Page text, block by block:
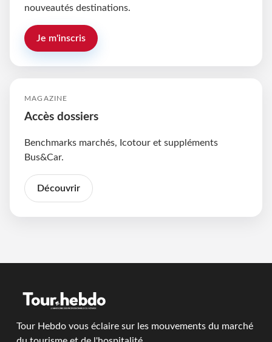
nouveautés destinations.
Je m'inscris
MAGAZINE
Accès dossiers
Benchmarks marchés, Icotour et suppléments
Bus&Car.
Découvrir
Tour Hebdo vous éclaire sur les mouvements du marché